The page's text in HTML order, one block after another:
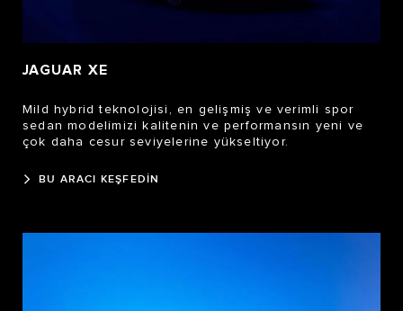
JAGUAR XE
Mild hybrid teknolojisi, en gelişmiş ve verimli spor
sedan modelimizi kalitenin ve performansın yeni ve
çok daha cesur seviyelerine yükseltiyor.
BU ARACI KEŞFEDİN